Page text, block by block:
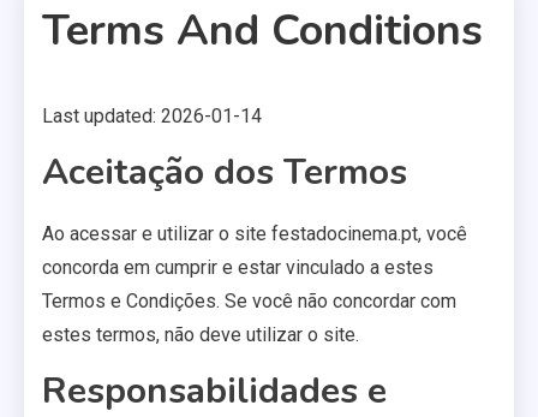
Terms And Conditions
2 MINS READ
Last updated: 2026-01-14
Aceitação dos Termos
Ao acessar e utilizar o site festadocinema.pt, você
concorda em cumprir e estar vinculado a estes
Termos e Condições. Se você não concordar com
estes termos, não deve utilizar o site.
Responsabilidades e